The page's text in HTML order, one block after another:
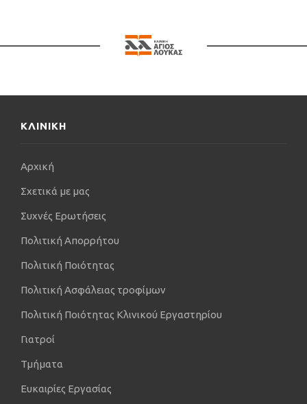
ΚΛΙΝΙΚΗ
Αρχική
Σχετικά με μας
Συχνές Ερωτήσεις
Πολιτική Απορρήτου
Πολιτική Ποιότητας
Πολιτική Ασφάλειας τροφίμων
Πολιτική Ποιότητας Κλινικού Εργαστηρίου
Γιατροί
Τμήματα
Ευκαιρίες Εργασίας